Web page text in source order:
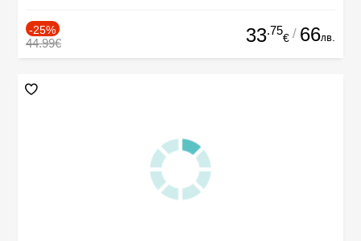
-25%
44.99€ 33.75
€ / 66лв.